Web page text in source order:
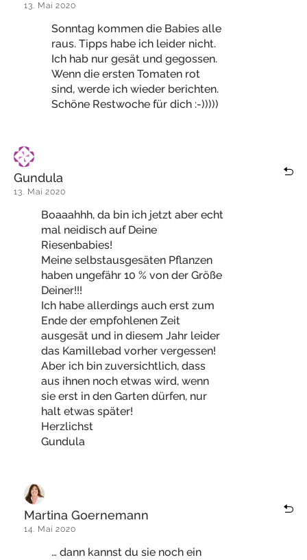
13. Mai 2020
Sonntag kommen die Babies alle
raus. Tipps habe ich leider nicht.
Ich hab nur gesät und gegossen.
Wenn die ersten Tomaten rot
sind, werde ich wieder berichten.
Schöne Restwoche für dich :-)))))
Gundula
13. Mai 2020
Boaaahhh, da bin ich jetzt aber echt
mal neidisch auf Deine
Riesenbabies!
Meine selbstausgesäten Pflanzen
haben ungefähr 10 % von der Größe
Deiner!!!
Ich habe allerdings auch erst zum
Ende der empfohlenen Zeit
ausgesät und in diesem Jahr leider
das Kamillebad vorher vergessen!
Aber ich bin zuversichtlich, dass
aus ihnen noch etwas wird, wenn
sie erst in den Garten dürfen, nur
halt etwas später!
Herzlichst
Gundula
Martina Goernemann
14. Mai 2020
… dann kannst du sie noch ein